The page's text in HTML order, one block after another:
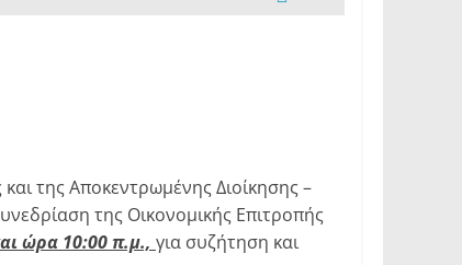
της Αποκεντρωμένης Διοίκησης –
της Οικονομικής Επιτροπής
ώρα 10:00 π.μ., για συζήτηση και